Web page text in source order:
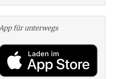
für unterwegs